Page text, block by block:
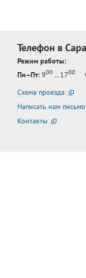
Телефон в
Режим работы:
Пн–Пт: 900 .. 1700
Схема проезда
Написать нам письмо
Контакты